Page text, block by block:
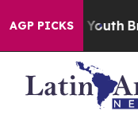
AGP PICKS
to Youth Brazil